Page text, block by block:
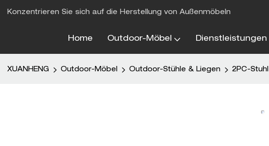
Konzentrieren Sie sich auf die Herstellung von Außenmöbeln
Home Outdoor-Möbel Dienstleistungen
XUANHENG Outdoor-Möbel Outdoor-Stühle & Liegen 2PC-Stuhl